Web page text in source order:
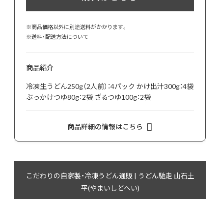
※商品価格以外に別途送料がかかります。
※送料・配送方法について
商品紹介
冷凍生うどん250g（2人前）：4パック かけ出汁300g：4袋
ぶっかけつゆ80g：2袋 ざるつゆ100g：2袋
商品詳細の情報はこちら
こだわりの自家製・冷凍うどん通販 | うどん馳走 山石土
平(やまいしどへい)